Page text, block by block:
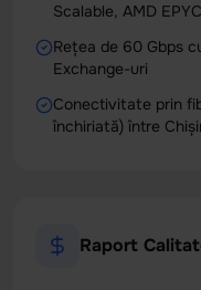
Scalable, AMD
Rețea de 60 Gbps
Exchange-uri
Conectivitate prin
închiriată) între
Raport